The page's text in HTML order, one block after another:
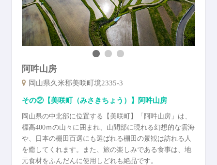
阿吽山房
岡山県久米郡美咲町境2335-3
その②【美咲町（みさきちょう）】阿吽山房
岡山県の中北部に位置する【美咲町】「阿吽山房」は、
標高400ｍの山々に囲まれ、山間部に現れる幻想的な雲海
や、日本の棚田百選にも選ばれる棚田の景観は訪れる人
を癒してくれます。また、旅の楽しみである食事は、地
元食材をふんだんに使用しどれも絶品です。